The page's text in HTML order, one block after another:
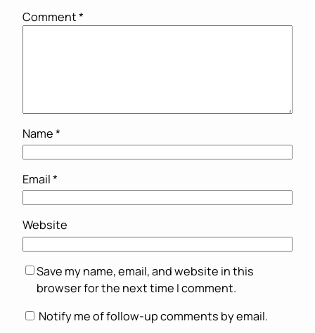
Comment*
Name*
Email*
Website
Save my name, email, and website in this
browser for the next time I comment.
Notify me of follow-up comments by email.